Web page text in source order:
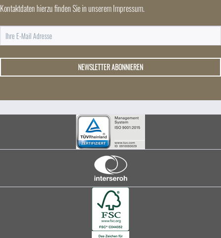
Kontaktdaten hierzu finden Sie in unserem Impressum.
NEWSLETTER ABONNIEREN